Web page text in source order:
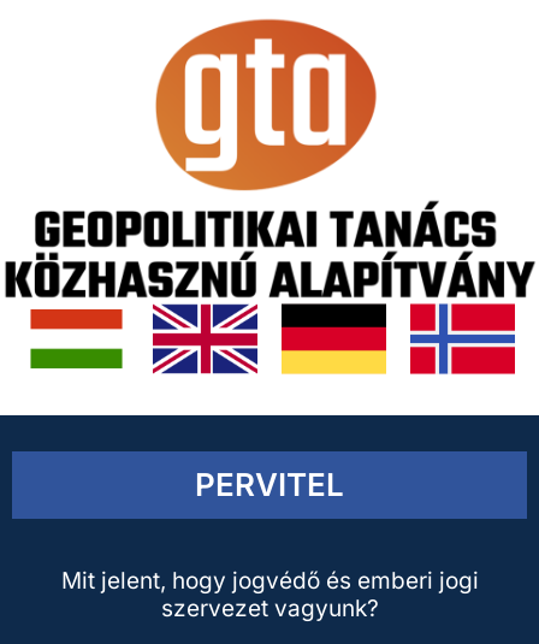
PERVITEL
Mit jelent, hogy jogvédő és emberi jogi
szervezet vagyunk?